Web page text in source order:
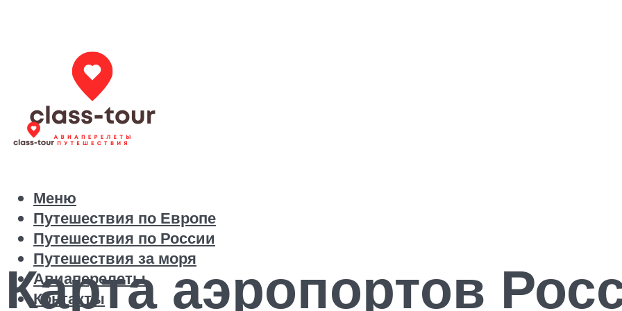
Путешествия по Европе
Путешествия по России
Путешествия за моря
Авиаперелеты
Контакты
Меню
Карта аэропортов